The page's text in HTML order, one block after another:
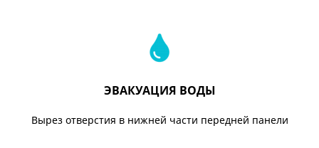
ЭВАКУАЦИЯ ВОДЫ
Вырез отверстия в нижней части передней панели